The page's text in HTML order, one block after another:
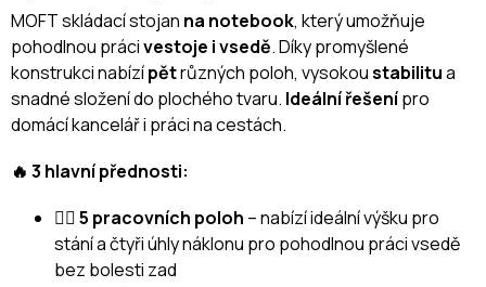
MOFT skládací stojan na notebook, který umožňuje
pohodlnou prácivestoje i vsedě. Díky promyšlené
konstrukci nabízípětrůzných poloh, vysokoustabilitua
snadné složení do plochého tvaru. Ideální řešenípro
domácí kancelář i práci na cestách.
🔥 3 hlavní přednosti:
🧍‍♂️ 5 pracovních poloh – nabízí ideální výšku pro
stání a čtyři úhly náklonu pro pohodlnou práci vsedě
bez bolesti zad